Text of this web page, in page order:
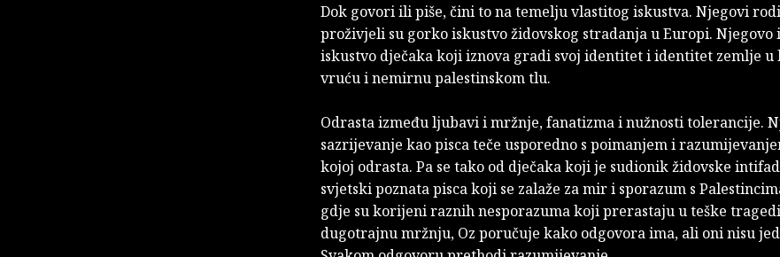
Dok govori ili piše, čini to na temelju vlastitog iskustva. Njegovi
proživjeli su gorko iskustvo židovskog stradanja u Europi. Njegovo
iskustvo dječaka koji iznova gradi svoj identitet i identitet zemlje u
vruću i nemirnu palestinskom tlu.
Odrasta između ljubavi i mržnje, fanatizma i nužnosti tolerancije.
sazrijevanje kao pisca teče usporedno s poimanjem i
kojoj odrasta. Pa se tako od dječaka koji je sudionik židovske
svjetski poznata pisca koji se zalaže za mir i sporazum s
gdje su korijeni raznih nesporazuma koji prerastaju u teške
dugotrajnu mržnju, Oz poručuje kako odgovora ima, ali oni nisu